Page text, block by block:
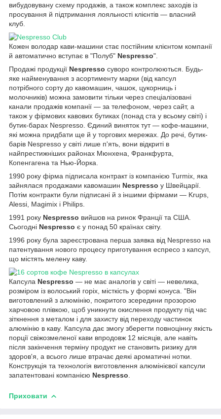
вибудовувану схему продажів, а також комплекс заходів із
просування й підтримання лояльності клієнтів — власний
клуб.
Кожен володар кави-машини стає постійним клієнтом компанії
й автоматично вступає в "Полуб" Nespresso".
Продажі продукції Nespresso суворо контролюються. Будь-
яке найменування з асортименту марки (від капсул
потрібного сорту до кавомашин, чашок, цукорниць і
молочників) можна замовити тільки через спеціалізовані
канали продажів компанії — за телефоном, через сайт, а
також у фірмових кавових бутиках (понад ста у всьому світі) і
бутик-барах Nespresso. Єдиний виняток тут — кофе-машини,
які можна придбати ще й у торгових мережах. До речі, бутик-
барів Nespresso у світі лише п'ять, вони відкриті в
найпрестижніших районах Мюнхена, Франкфурта,
Копенгагена та Нью-Йорка.
1990 року фірма підписала контракт із компанією Turmix, яка
зайнялася продажами кавомашин Nespresso у Швейцарії.
Потім контракти були підписані й з іншими фірмами — Krups,
Alessi, Magimix і Philips.
1991 року Nespresso вийшов на ринок Франції та США.
Сьогодні Nespresso є у понад 50 країнах світу.
1996 року була зареєстрована перша заявка від Nespresso на
патентування нового процесу приготування еспресо з капсул,
що містять мелену каву.
Капсула Nespresso — не має аналогів у світі — невелика,
розміром із волоський горіх, місткість у формі конуса. "Він
виготовлений з алюмінію, покритого зсередини прозорою
харчовою плівкою, щоб уникнути окислення продукту під час
зіткнення з металом і для захисту від переходу частинок
алюмінію в каву. Капсула дає змогу зберегти повноцінну якість
порції свіжозмеленої кави впродовж 12 місяців, але навіть
після закінчення терміну продукт не становить ризику для
здоров'я, а всього лише втрачає деякі ароматичні нотки.
Конструкція та технологія виготовлення алюмінієвої капсули
запатентовані компанією Nespresso
Приховати